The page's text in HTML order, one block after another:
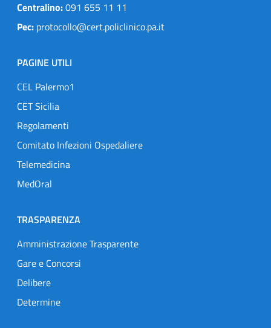
Centralino:091 655 11 11
Pec: protocollo@cert.policlinico.pa.it
PAGINE UTILI
CEL Palermo1
CET Sicilia
Regolamenti
Comitato Infezioni Ospedaliere
Telemedicina
MedOral
TRASPARENZA
Amministrazione Trasparente
Gare e Concorsi
Delibere
Determine